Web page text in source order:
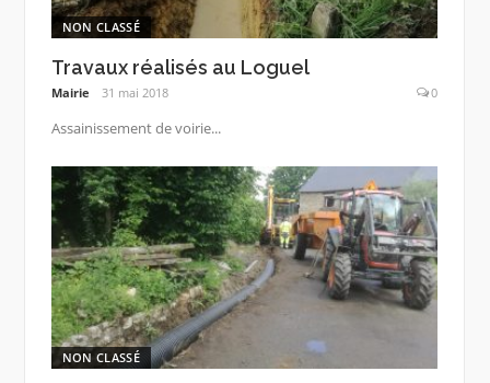
NON CLASSÉ
Travaux réalisés au Loguel
Mairie 31 mai 2018 0
Assainissement de voirie...
NON CLASSÉ